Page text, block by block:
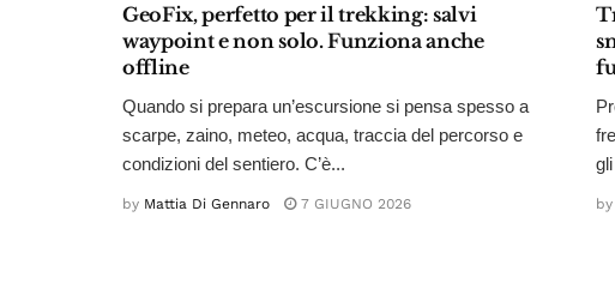
GeoFix, perfetto per il trekking: salvi
waypoint e non solo. Funziona anche
offline
Quando si prepara un’escursione si pensa spesso a
scarpe, zaino, meteo, acqua, traccia del percorso e
condizioni del sentiero. C’è...
by Mattia Di Gennaro 7 GIUGNO 2026 by